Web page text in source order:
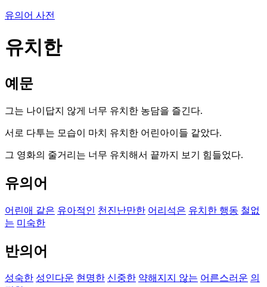
유의어 사전
유치한
예문
그는 나이답지 않게 너무 유치한 농담을 즐긴다.
서로 다투는 모습이 마치 유치한 어린아이들 같았다.
그 영화의 줄거리는 너무 유치해서 끝까지 보기 힘들었다.
유의어
어린애 같은 유아적인 천진난만한 어리석은 유치한 행동 철없
는 미숙한
반의어
성숙한 성인다운 현명한 신중한 약해지지 않는 어른스러운 의